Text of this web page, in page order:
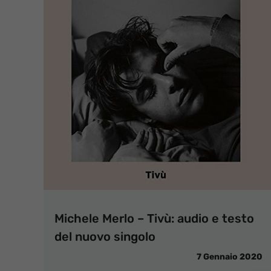
Michele Merlo – Tivù: audio e testo
del nuovo singolo
7 Gennaio 2020